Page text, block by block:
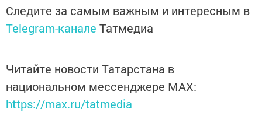
Следите за самым важным и интересным в
Telegram-канале Татмедиа
Читайте новости Татарстана в
национальном мессенджере MАХ:
https://max.ru/tatmedia